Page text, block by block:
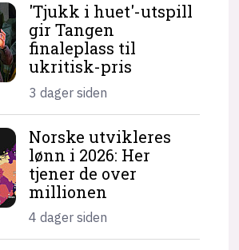
'Tjukk i huet'-utspill
gir Tangen
finaleplass til
ukritisk-pris
3 dager siden
Norske utvikleres
lønn i 2026: Her
tjener de over
millionen
4 dager siden